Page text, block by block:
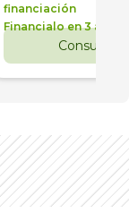
financiación
Financialo en 3 años
Consultar